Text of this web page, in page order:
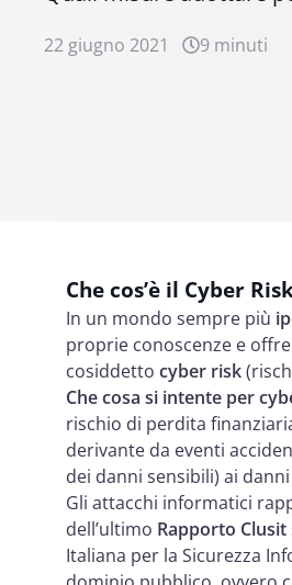
22 giugno 2021 9 minuti
Che cos’è il Cyber
In un mondo sempre più
proprie conoscenze e
cosiddetto cyber risk
Che cosa si intente per
rischio di perdita
derivante da eventi
dei danni sensibili) ai
Gli attacchi informatici
dell’ultimo Rapporto Clusit
Italiana per la Sicurezza